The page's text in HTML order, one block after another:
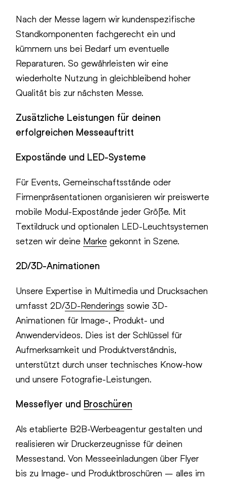
Nach der Messe lagern wir kundenspezifische
Standkomponenten fachgerecht ein und
kümmern uns bei Bedarf um eventuelle
Reparaturen. So gewährleisten wir eine
wiederholte Nutzung in gleichbleibend hoher
Qualität bis zur nächsten Messe.
Zusätzliche Leistungen für deinen
erfolgreichen Messeauftritt
Expostände und LED-Systeme
Für Events, Gemeinschaftsstände oder
Firmenpräsentationen organisieren wir preiswerte
mobile Modul-Expostände jeder Größe. Mit
Textildruck und optionalen LED-Leuchtsystemen
setzen wir deine Marke gekonnt in Szene.
2D/3D-Animationen
Unsere Expertise in Multimedia und Drucksachen
umfasst 2D/3D-Renderings sowie 3D-
Animationen für Image-, Produkt- und
Anwendervideos. Dies ist der Schlüssel für
Aufmerksamkeit und Produktverständnis,
unterstützt durch unser technisches Know-how
und unsere Fotografie-Leistungen.
Messeflyer und Broschüren
Als etablierte B2B-Werbeagentur gestalten und
realisieren wir Druckerzeugnisse für deinen
Messestand. Von Messeeinladungen über Flyer
bis zu Image- und Produktbroschüren – alles im